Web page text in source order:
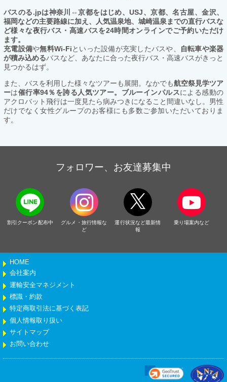
バスのる.jpは神奈川⇔京都をはじめ、USJ、京都、名古屋、金沢、
福岡などの主要路線に加え、人気温泉地、城崎温泉までの直行バスな
ど様々な夜行バス・高速バスを24時間オンラインでご予約いただけ
ます。
充電設備や無料Wi-Fiといった設備が充実したバスや、
自転車や楽器
が積み込めるバスなど、あなたに合った夜行バス・高速バスがきっと
見つかるはず。
また、バスを利用した様々なツアーも展開。なかでも航空祭見学ツア
ーは催行率94％を誇る人気ツアー。ブルーインパルスによる感動の
アクロバット飛行は一度見たら病みつきになること間違いなし。男性
だけでなく女性グループのお客様にも多数ご参加いただいておりま
す。
フォロワー、お友達募集中
割引クーポン配布中
グルメ・旅行情報な
ど
運行状況など最新情
報
乗り場案内など
HOME
会社案内
運輸安全マネジメント
標識・約款
特定商取引法に基づく表記
個人情報取り扱い
サイトマップ
お問い合わせ